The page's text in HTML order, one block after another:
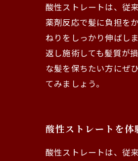
酸性ストレートは、従
薬剤反応で髪に負担を
ねりをしっかり伸ばし
返し施術しても髪質が
な髪を保ちたい方にぜ
てみましょう。
酸性ストレートを
酸性ストレートは、従